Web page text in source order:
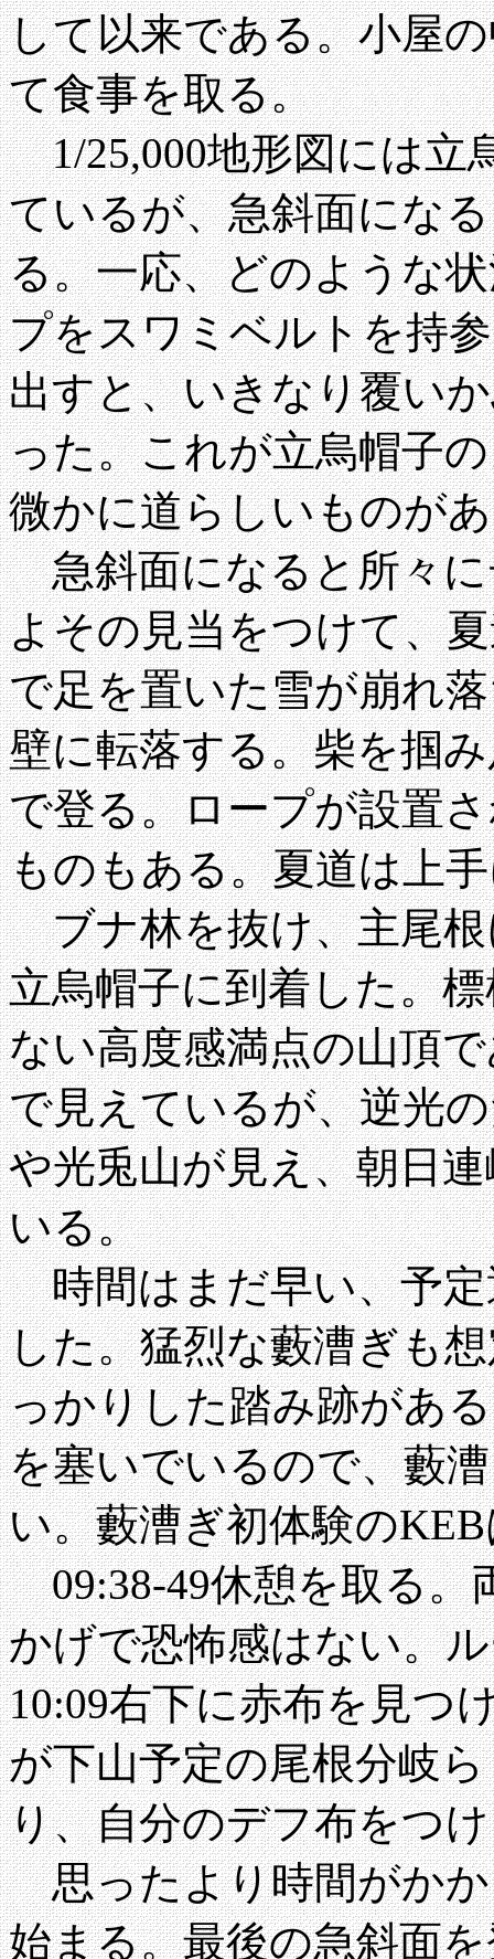
して以来である。小屋
て食事を取る。
1/25,000地形図には立
ているが、急斜面にな
る。一応、どのような
プをスワミベルトを持
出すと、いきなり覆い
った。これが立烏帽子
微かに道らしいものが
急斜面になると所々に
よその見当をつけて、
で足を置いた雪が崩れ
壁に転落する。柴を掴
で登る。ロープが設置
ものもある。夏道は上
ブナ林を抜け、主尾根
立烏帽子に到着した。
ない高度感満点の山頂
で見えているが、逆光
や光兎山が見え、朝日
いる。
時間はまだ早い、予定
した。猛烈な藪漕ぎも
っかりした踏み跡があ
を塞いでいるので、藪
い。藪漕ぎ初体験の
09:38-49休憩を取る。
かげで恐怖感はない。
10:09右下に赤布を見つ
が下山予定の尾根分岐
り、自分のデフ布をつ
思ったより時間がかか
始まる。最後の急斜面